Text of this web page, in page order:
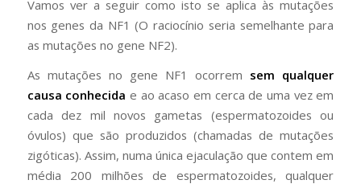
Vamos ver a seguir como isto se aplica às mutações
nos genes da NF1 (O raciocínio seria semelhante para
as mutações no gene NF2).
As mutações no gene NF1 ocorrem sem qualquer
causa conhecida e ao acaso em cerca de uma vez em
cada dez mil novos gametas (espermatozoides ou
óvulos) que são produzidos (chamadas de mutações
zigóticas). Assim, numa única ejaculação que contem em
média 200 milhões de espermatozoides, qualquer